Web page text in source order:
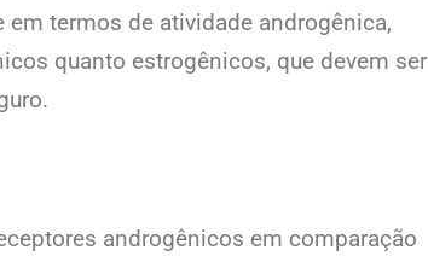
termos de atividade androgênica,
quanto estrogênicos, que devem ser
androgênicos em comparação